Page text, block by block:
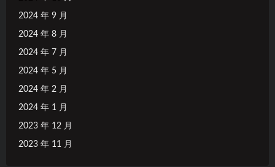
2024 年 9 月
2024 年 8 月
2024 年 7 月
2024 年 5 月
2024 年 2 月
2024 年 1 月
2023 年 12 月
2023 年 11 月